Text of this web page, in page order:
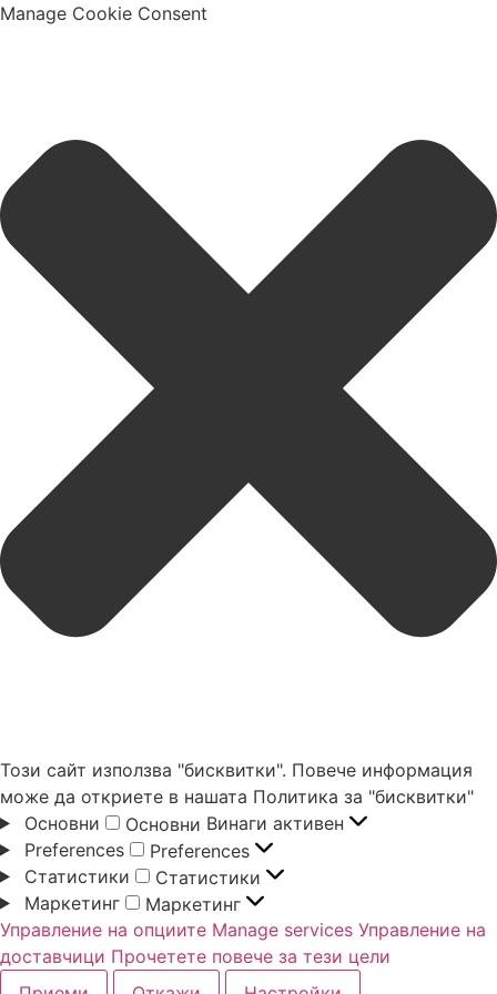
Manage Cookie Consent
Този сайт използва "бисквитки". Повече информация
може да откриете в нашата Политика за "бисквитки"
Основни
Основни Винаги активен
Preferences
Preferences
Статистики
Статистики
Маркетинг
Маркетинг
Управление на опциите Manage services Управление на
доставчици Прочетете повече за тези цели